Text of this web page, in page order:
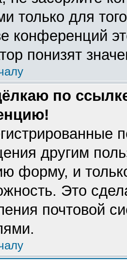
только для
конференций
понизят
по
другим
форму, и
Это
почтовой